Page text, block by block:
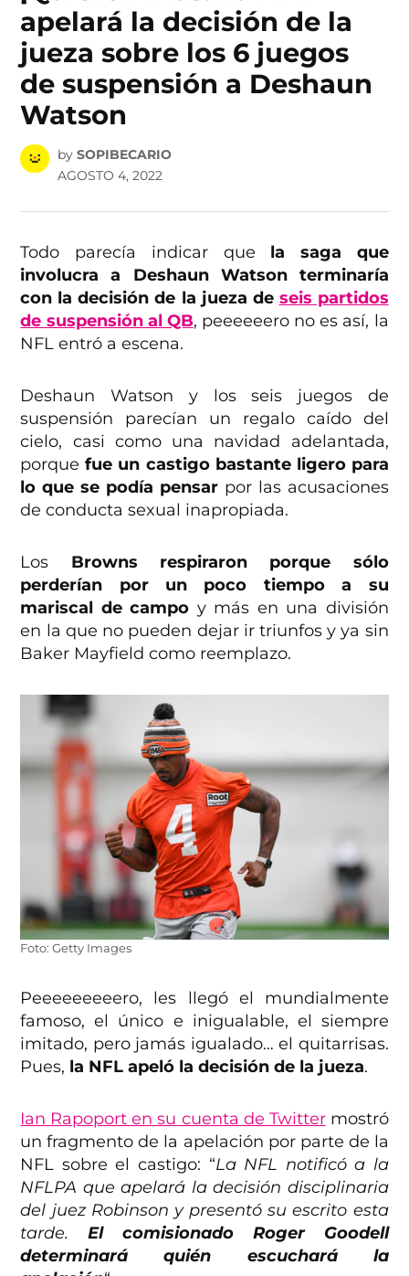
apelará la decisión de la
jueza sobre los 6 juegos
de suspensión a Deshaun
Watson
by SOPIBECARIO
AGOSTO 4, 2022
Todo parecía indicar que la saga que
involucra a Deshaun Watson terminaría
con la decisión de la jueza de seis partidos
de suspensión al QB, peeeeeero no es así, la
NFL entró a escena.
Deshaun Watson y los seis juegos de
suspensión parecían un regalo caído del
cielo, casi como una navidad adelantada,
porque fue un castigo bastante ligero para
lo que se podía pensarpor las acusaciones
de conducta sexual inapropiada.
Los Browns respiraron porque sólo
perderían por un poco tiempo a su
mariscal de campo y más en una división
en la que no pueden dejar ir triunfos y ya sin
Baker Mayfield como reemplazo.
Foto: Getty Images
Peeeeeeeeero, les llegó el mundialmente
famoso, el único e inigualable, el siempre
imitado, pero jamás igualado… el quitarrisas.
Pues, la NFL apeló la decisión de la jueza.
Ian Rapoport en su cuenta de Twittermostró
un fragmento de la apelación por parte de la
NFL sobre el castigo: “La NFL notificó a la
NFLPA que apelará la decisión disciplinaria
del juez Robinson y presentó su escrito esta
tarde.El comisionado Roger Goodell
determinará quién escuchará la